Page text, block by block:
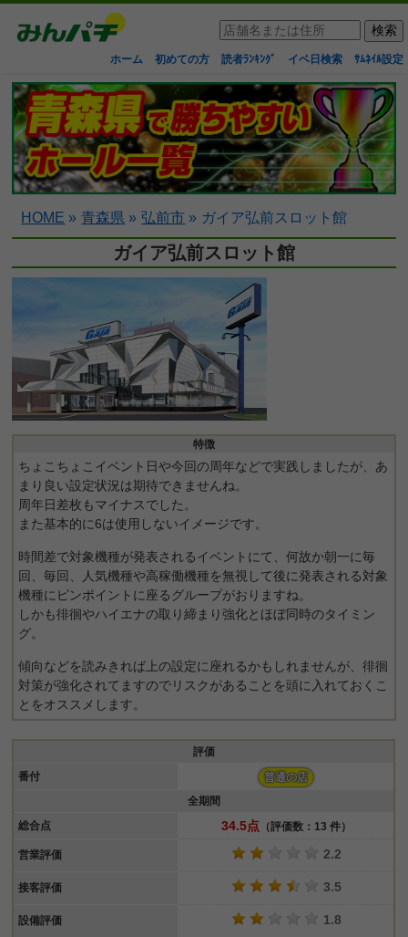
ホーム 初めての方 読者ﾗﾝｷﾝｸﾞ イベ日検索 ｻﾑﾈｲﾙ設定
HOME » 青森県 » 弘前市 » ガイア弘前スロット館
ガイア弘前スロット館
特徴
ちょこちょこイベント日や今回の周年などで実践しましたが、あ
まり良い設定状況は期待できませんね。
周年日差枚もマイナスでした。
また基本的に6は使用しないイメージです。
時間差で対象機種が発表されるイベントにて、何故か朝一に毎
回、毎回、人気機種や高稼働機種を無視して後に発表される対象
機種にピンポイントに座るグループがおりますね。
しかも徘徊やハイエナの取り締まり強化とほぼ同時のタイミン
グ。
傾向などを読みきれば上の設定に座れるかもしれませんが、徘徊
対策が強化されてますのでリスクがあることを頭に入れておくこ
とをオススメします。
評価
番付
普通の店
全期間
総合点
34.5点 （評価数：13 件）
営業評価 2.2
接客評価 3.5
設備評価 1.8